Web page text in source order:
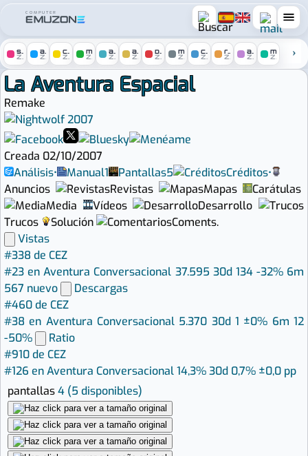
COMPUTER
spectrum amstrad c64 atari amiga pc console remakes arcade
La Aventura Espacial - Remake
La Aventura Espacial
Remake
2007
Creada 02/10/2007
Análisis• Manual1 Pantallas5 Créditos•
Anuncios
Revistas Mapas
Carátulas
Media
Vídeos
Desarrollo
Trucos
Solución
Coments.
Vistas
#338 de CEZ
#23 en Aventura Conversacional 37.595 30d 134 -32% 6m
567 nuevo
Descargas
#460 de CEZ
#38 en Aventura Conversacional 5.370 30d 1 ±0% 6m 12
-50%
Ratio
#910 de CEZ
#126 en Aventura Conversacional14,3%30d 0,7% ±0,0 pp
pantallas4 (5 disponibles)